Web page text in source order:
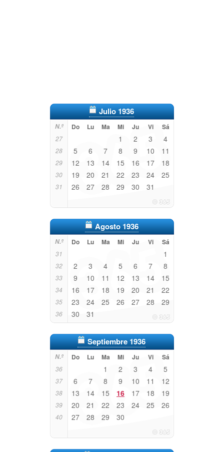
Julio 1936
N.º Do Lu Ma Mi Ju Vi Sá
27 1 2 3 4
28 5 6 7 8 9 10 11
29 12 13 14 15 16 17 18
30 19 20 21 22 23 24 25
31 26 27 28 29 30 31
Agosto 1936
N.º Do Lu Ma Mi Ju Vi Sá
31 1
32 2 3 4 5 6 7 8
33 9 10 11 12 13 14 15
34 16 17 18 19 20 21 22
35 23 24 25 26 27 28 29
36 30 31
Septiembre 1936
N.º Do Lu Ma Mi Ju Vi Sá
36 1 2 3 4 5
37 6 7 8 9 10 11 12
38 13 14 15 16 17 18 19
39 20 21 22 23 24 25 26
40 27 28 29 30